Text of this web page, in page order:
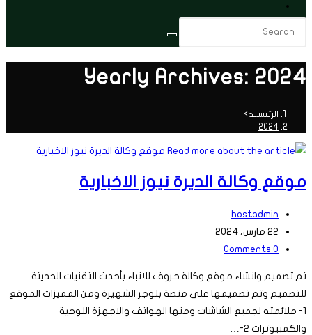
Yearly Archives: 2024
الرئيسية>
2024
موقع وكالة الديرة نيوز الاخبارية
Post
author:
hostadmin
Post
last
22 مارس، 2024
Post
0 Comments
تم تصميم وانشاء موقع وكالة حروف للانباء بأحدث التقنيات الحديثة
للتصميم وتم تصميمها على منصة بلوجر الشهيرة ومن المميزات الموقع
1- ملائمته لجميع الشاشات ومنها الهواتف والاجهزة اللوحية
والكمبيوترات 2-…